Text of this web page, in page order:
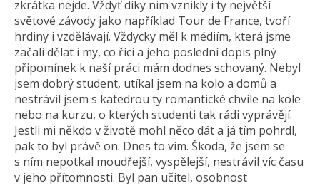
zkrátka nejde. Vždyť díky nim vznikly i ty největší
světové závody jako například Tour de France, tvoří
hrdiny i vzdělávají. Vždycky měl k médiím, která jsme
začali dělat i my, co říci a jeho poslední dopis plný
připomínek k naší práci mám dodnes schovaný. Nebyl
jsem dobrý student, utíkal jsem na kolo a domů a
nestrávil jsem s katedrou ty romantické chvíle na kole
nebo na kurzu, o kterých studenti tak rádi vyprávějí.
Jestli mi někdo v životě mohl něco dát a já tím pohrdl,
pak to byl právě on. Dnes to vím. Škoda, že jsem se
s ním nepotkal moudřejší, vyspělejší, nestrávil víc času
v jeho přítomnosti. Byl pan učitel, osobnost